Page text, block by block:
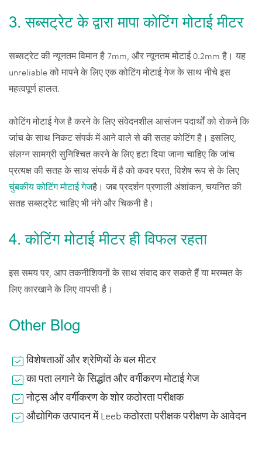
3. सब्सट्रेट के द्वारा मापा कोटिंग मोटाई मीटर
सब्सट्रेट की न्यूनतम विमान है 7mm, और न्यूनतम मोटाई 0.2mm है। यह
unreliable को मापने के लिए एक कोटिंग मोटाई गेज के साथ नीचे इस
महत्वपूर्ण हालत.
कोटिंग मोटाई गेज है करने के लिए संवेदनशील आसंजन पदार्थों को रोकने कि
जांच के साथ निकट संपर्क में आने वाले से की सतह कोटिंग है। इसलिए,
संलग्न सामग्री सुनिश्चित करने के लिए हटा दिया जाना चाहिए कि जांच
प्रत्यक्ष की सतह के साथ संपर्क में है को कवर परत, विशेष रूप से के लिए
चुंबकीय कोटिंग मोटाई गेजहै। जब प्रदर्शन प्रणाली अंशांकन, चयनित की
सतह सब्सट्रेट चाहिए भी नंगे और चिकनी है।
4. कोटिंग मोटाई मीटर ही विफल रहता
इस समय पर, आप तकनीशियनों के साथ संवाद कर सकते हैं या मरम्मत के
लिए कारखाने के लिए वापसी है।
Other Blog
विशेषताओं और श्रेणियों के बल मीटर
का पता लगाने के सिद्धांत और वर्गीकरण मोटाई गेज
नोट्स और वर्गीकरण के शोर कठोरता परीक्षक
औद्योगिक उत्पादन में Leeb कठोरता परीक्षक परीक्षण के आवेदन